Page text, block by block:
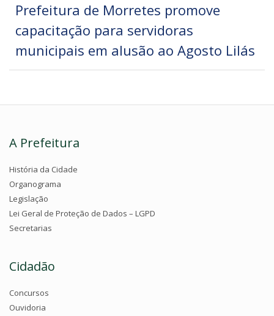
Prefeitura de Morretes promove
capacitação para servidoras
municipais em alusão ao Agosto Lilás
A Prefeitura
História da Cidade
Organograma
Legislação
Lei Geral de Proteção de Dados – LGPD
Secretarias
Cidadão
Concursos
Ouvidoria